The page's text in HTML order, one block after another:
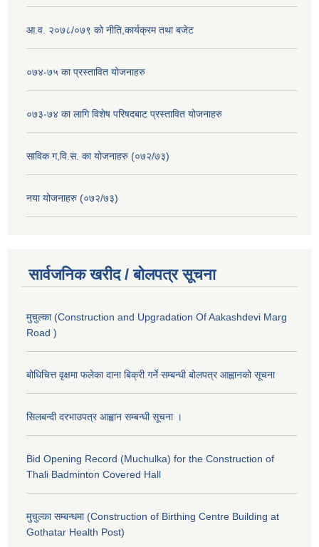
आ.व. २०७८/०७९ को नीति,कार्यक्रम तथा बजेट
०७४-७५ का प्रस्तावित योजनाहरु
०७३-७४ का लागि विशेष परिषदबाट प्रस्तावित योजनाहरु
साविक ग,वि.स. का योजनाहरु (०७२/७३)
नया योजनाहरु (०७२/७३)
सार्वजनिक खरीद / बोलपत्र सूचना
मुचुल्का (Construction and Upgradation Of Aakashdevi Marg
Road )
बोधिचित्त वृक्षमा फलेका दाना बिक्री गर्ने सम्बन्धी बोलपत्र आह्वानको सूचना
सिलबन्दी दरभाउपत्र आह्वान सम्बन्धी सूचना ।
Bid Opening Record (Muchulka) for the Construction of
Thali Badminton Covered Hall
मुचुल्का सम्बन्धमा (Construction of Birthing Centre Building at
Gothatar Health Post)